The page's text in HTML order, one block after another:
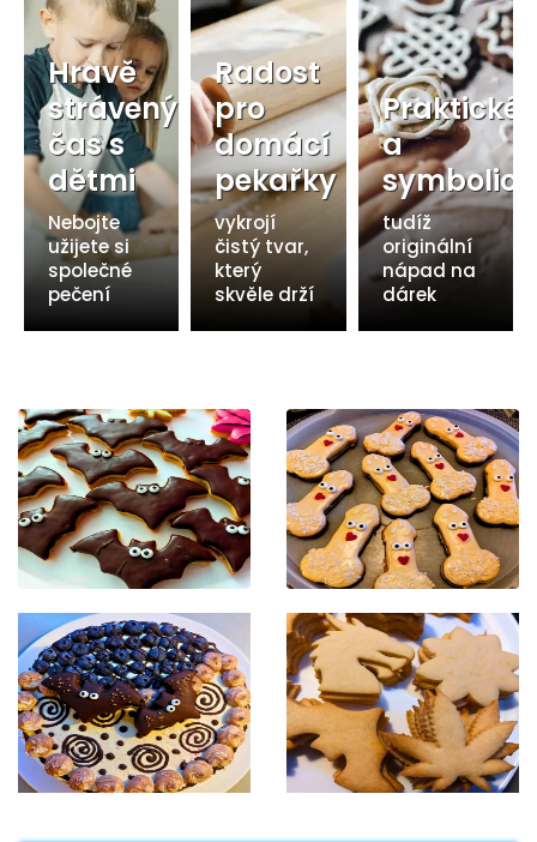
Hravě
strávený
čas s
dětmi
Nebojte
užijete si
společné
pečení
Radost
pro
domácí
pekařky
vykrojí
čistý tvar,
který
skvěle drží
Praktické
a
tudíž
originální
nápad na
dárek